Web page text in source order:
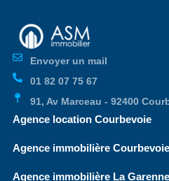
Envoyer un mail
01 82 07 75 67
91, Av Marceau - 92400
Agence location Courbevoie
Agence immobilière Courbevoie
Agence immobilière La